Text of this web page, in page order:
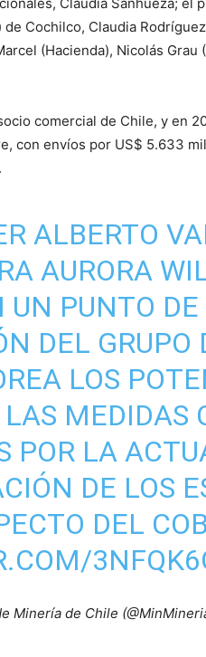
Cochilco, Claudia
(Hacienda), Nicolás Grau
comercial de Chile, y en
con envíos por US$ 5.633
ALBERTO
AURORA
UN PUNTO
DEL GRUPO
LOS
LAS MEDIDAS
POR LA
DE LOS
DEL
Minería de Chile